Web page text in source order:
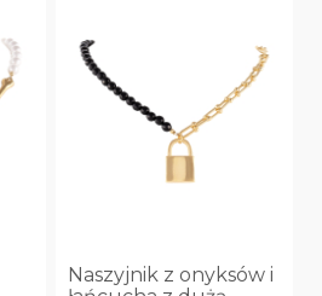
Naszyjnik z onyksów i